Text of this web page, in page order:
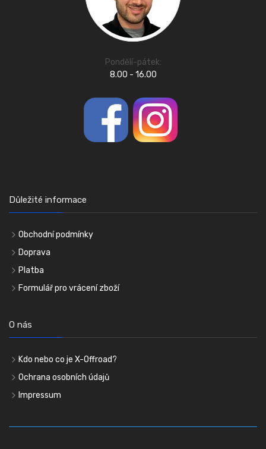
Pondělí-pátek:
8.00 - 16.00
Důležité informace
Obchodní podmínky
Doprava
Platba
Formulář pro vrácení zboží
O nás
Kdo nebo co je X-Offroad?
Ochrana osobních údajů
Impressum